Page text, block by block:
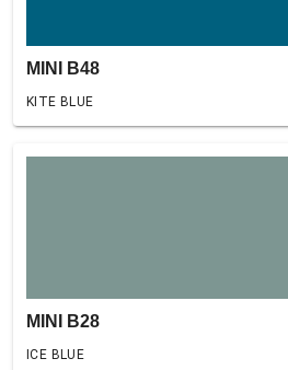
MINI B48
KITE BLUE
MINI B28
ICE BLUE